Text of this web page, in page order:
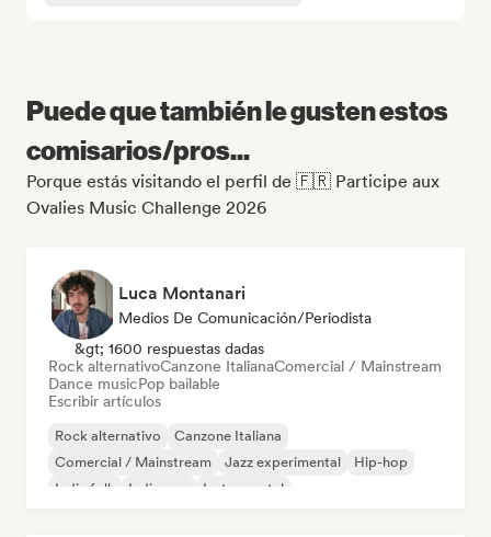
Puede que también le gusten estos
comisarios/pros...
Porque estás visitando el perfil de 🇫🇷 Participe aux
Ovalies Music Challenge 2026
Luca Montanari
Medios De Comunicación/Periodista
&gt; 1600 respuestas dadas
Rock alternativoCanzone ItalianaComercial / Mainstream
Dance musicPop bailable
Escribir artículos
Rock alternativo
Canzone Italiana
Comercial / Mainstream
Jazz experimental
Hip-hop
Indie folk
Indie pop Instrumental